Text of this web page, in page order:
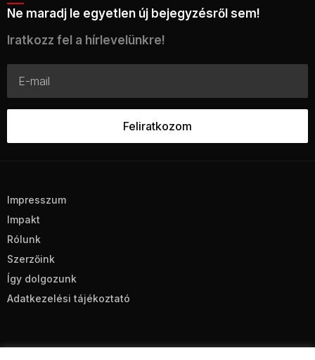
Ne maradj le egyetlen új bejegyzésről sem!
Iratkozz fel a hírlevelünkre!
Impresszum
Impakt
Rólunk
Szerzőink
Így dolgozunk
Adatkezelési tájékoztató